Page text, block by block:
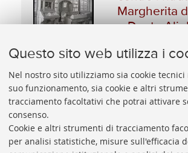
Questo sito web utilizza i
Nel nostro sito utilizziamo sia cookie
suo funzionamento, sia cookie e altri
tracciamento facoltativi che potrai attivare
consenso.
Cookie e altri strumenti di tracciamento
per analisi statistiche, misure sull'efficacia
Margherita
e Dante
la scrivania:
Carducci,